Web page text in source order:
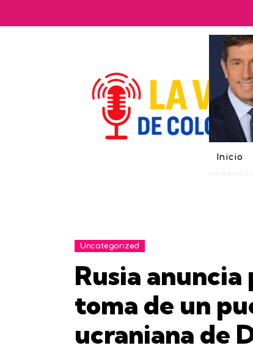
Inicio
Uncategorized
Rusia
toma de un
ucraniana de